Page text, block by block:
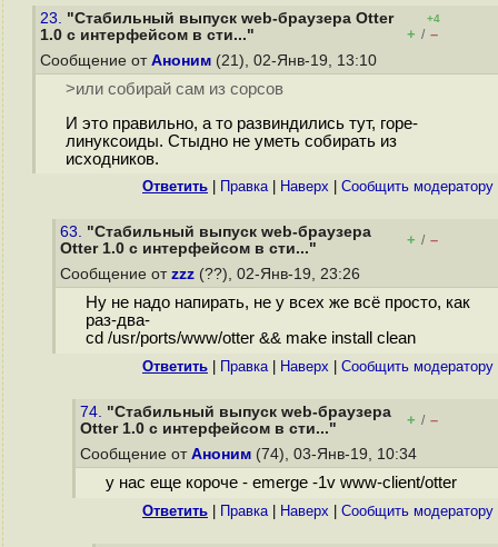
23. "Стабильный выпуск web-браузера Otter
1.0 с интерфейсом в сти..."
+4
+ / –
Сообщение от Аноним (21), 02-Янв-19, 13:10
>или собирай сам из сорсов
И это правильно, а то развиндились тут, горе-
линуксоиды. Стыдно не уметь собирать из
исходников.
Ответить Правка| Наверх Cообщить модератору
63. "Стабильный выпуск web-браузера
Otter 1.0 с интерфейсом в сти..."
+ / –
Сообщение от zzz (??), 02-Янв-19, 23:26
Ну не надо напирать, не у всех же всё просто, как
раз-два-
cd /usr/ports/www/otter && make install clean
Ответить Правка| Наверх Cообщить модератору
74. "Стабильный выпуск web-браузера
Otter 1.0 с интерфейсом в сти..."
+ / –
Сообщение от Аноним (74), 03-Янв-19, 10:34
у нас еще короче - emerge -1v www-client/otter
Ответить Правка| Наверх Cообщить модератору